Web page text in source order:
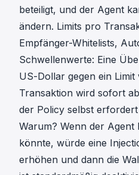
beteiligt, und der Agent
ändern. Limits pro
Empfänger-Whitelists,
Schwellenwerte: Eine
US-Dollar gegen ein
Transaktion wird sofort
der Policy selbst erfordert
Warum? Wenn der Agent
könnte, würde eine
erhöhen und dann die